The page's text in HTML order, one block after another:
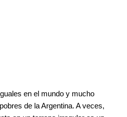
en el mundo y mucho
de la Argentina. A veces,